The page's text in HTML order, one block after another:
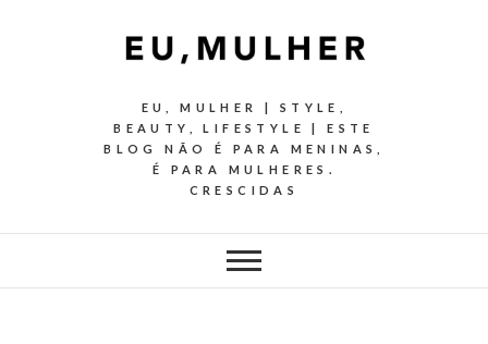
EU, MULHER | STYLE,
BEAUTY, LIFESTYLE | ESTE
BLOG NÃO É PARA MENINAS,
É PARA MULHERES.
CRESCIDAS